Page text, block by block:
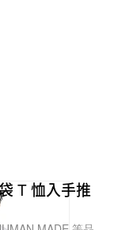
T 恤入手推